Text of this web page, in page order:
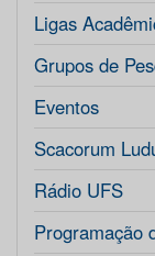
Ligas
Grupos de
Eventos
Scacorum
Rádio UFS
Programação